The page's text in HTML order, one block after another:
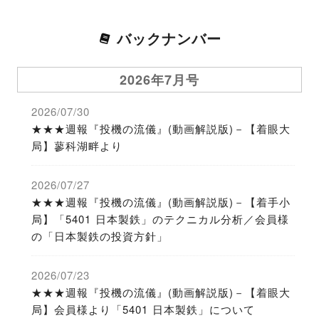
バックナンバー
2026年7月号
2026/07/30
★★★週報『投機の流儀』(動画解説版)－【着眼大
局】蓼科湖畔より
2026/07/27
★★★週報『投機の流儀』(動画解説版)－【着手小
局】「5401 日本製鉄」のテクニカル分析／会員様
の「日本製鉄の投資方針」
2026/07/23
★★★週報『投機の流儀』(動画解説版)－【着眼大
局】会員様より「5401 日本製鉄」について